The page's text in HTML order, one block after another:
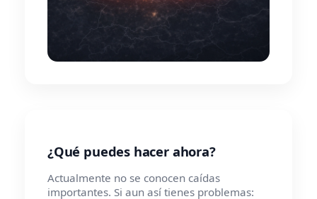
¿Qué puedes hacer ahora?
Actualmente no se conocen caídas
importantes. Si aun así tienes problemas: